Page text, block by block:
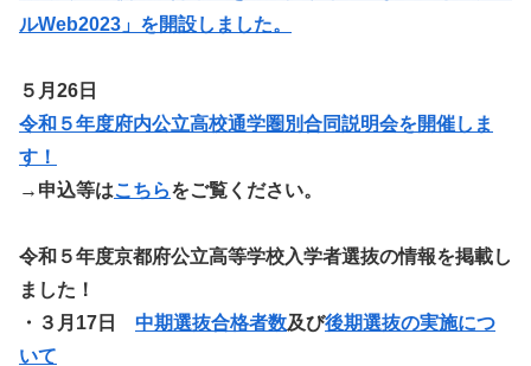
ルWeb2023」を開設しました。
５月26日
令和５年度府内公立高校通学圏別合同説明会を開催しま
す！
→申込等はこちらをご覧ください。
令和５年度京都府公立高等学校入学者選抜の情報を掲載し
ました！
・ ３月17日 中期選抜合格者数及び後期選抜の実施につ
いて